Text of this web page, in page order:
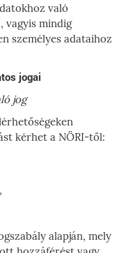
való
vagyis mindig
személyes adataihoz
jogai
jog
kérhet a NÖRI-től:
alapján, mely